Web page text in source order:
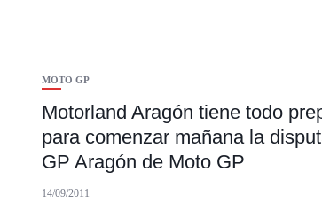
MOTO GP
Motorland Aragón tiene todo
para comenzar mañana la
GP Aragón de Moto GP
14/09/2011